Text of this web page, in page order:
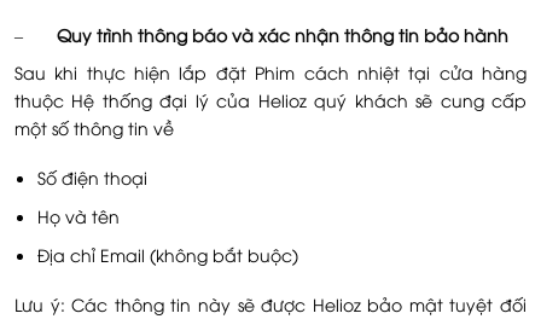
– Quy trình thông báo và xác nhận thông tin bảo hành
Sau khi thực hiện lắp đặt Phim cách nhiệt tại cửa hàng
thuộc Hệ thống đại lý của Helioz quý khách sẽ cung cấp
một số thông tin về
Số điện thoại
Họ và tên
Địa chỉ Email (không bắt buộc)
Lưu ý: Các thông tin này sẽ được Helioz bảo mật tuyệt đối